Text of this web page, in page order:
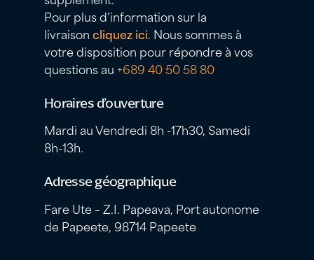
Pour plus d’information sur la
livraisoncliquez ici. Nous sommes à
votre disposition pour répondre à vos
questions au +689 40 50 58 80
Horaires d’ouverture
Mardi au Vendredi 8h -17h30, Samedi
8h-13h.
Adresse géographique
Fare Ute – Z.I. Papeava, Port autonome
de Papeete, 98714 Papeete